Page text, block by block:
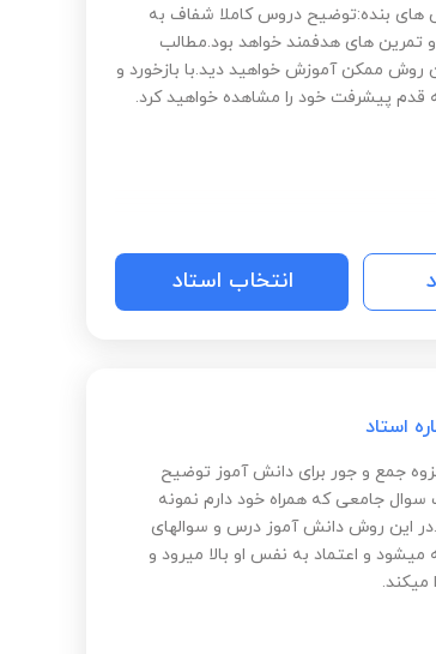
های بنده:توضیح دروس کاملا شفاف به
تمرین های هدفمند خواهد بود.مطالب
روش ممکن آموزش خواهید دید.با بازخورد و
قدم پیشرفت خود را مشاهده خواهید کرد.
انتخاب استاد
استاد
جمع و جور برای دانش آموز توضیح
جامعی که همراه خود دارم نمونه
این روش دانش آموز درس و سوالهای
میشود و اعتماد به نفس او بالا میرود و
میکند.